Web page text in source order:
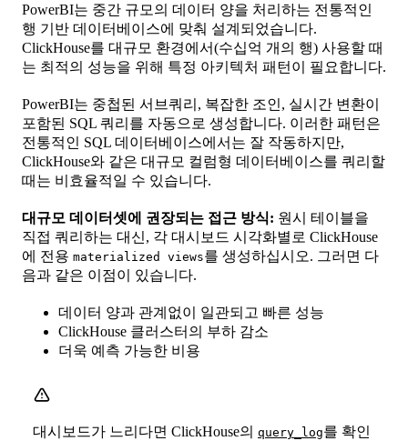
PowerBI는 중간 규모의 데이터 양을 처리하는 전통적인
행 기반 데이터베이스에 맞춰 설계되었습니다.
ClickHouse를 대규모 환경에서(수십억 개의 행) 사용할 때
는 최적의 성능을 위해 특정 아키텍처 패턴이 필요합니다.
PowerBI는 중첩된 서브쿼리, 복잡한 조인, 실시간 변환이
포함된 SQL 쿼리를 자동으로 생성합니다. 이러한 패턴은
전통적인 SQL 데이터베이스에서는 잘 작동하지만,
ClickHouse와 같은 대규모 컬럼형 데이터베이스를 쿼리할
때는 비효율적일 수 있습니다.
대규모 데이터셋에 권장되는 접근 방식: 원시 테이블을
직접 쿼리하는 대신, 각 대시보드 시각화별로 ClickHouse
에 전용 materialized views를 생성하십시오. 그러면 다
음과 같은 이점이 있습니다.
데이터 양과 관계없이 일관되고 빠른 성능
ClickHouse 클러스터의 부하 감소
더욱 예측 가능한 비용
대시보드가 느리다면 ClickHouse의 query_log를 확인